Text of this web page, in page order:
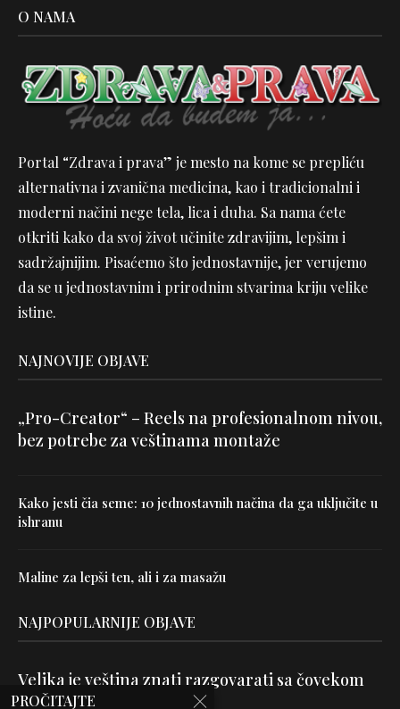
O NAMA
Portal “Zdrava i prava” je mesto na kome se prepliću
alternativna i zvanična medicina, kao i tradicionalni i
moderni načini nege tela, lica i duha. Sa nama ćete
otkriti kako da svoj život učinite zdravijim, lepšim i
sadržajnijim. Pisaćemo što jednostavnije, jer verujemo
da se u jednostavnim i prirodnim stvarima kriju velike
istine.
NAJNOVIJE OBJAVE
„Pro-Creator“ – Reels na profesionalnom nivou,
bez potrebe za veštinama montaže
Kako jesti čia seme: 10 jednostavnih načina da ga uključite u
ishranu
Maline za lepši ten, ali i za masažu
NAJPOPULARNIJE OBJAVE
Velika je veština znati razgovarati sa čovekom
PROČITAJTE